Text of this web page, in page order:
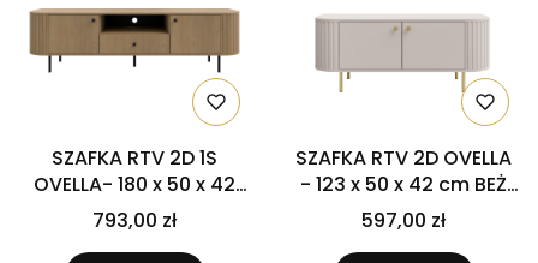
SZAFKA RTV 2D 1S
OVELLA- 180 x 50 x 42
cm DĄB CREMONA
793,00 zł
SZAFKA RTV 2D OVELLA
- 123 x 50 x 42 cm BEŻ
PIASKOWY
597,00 zł